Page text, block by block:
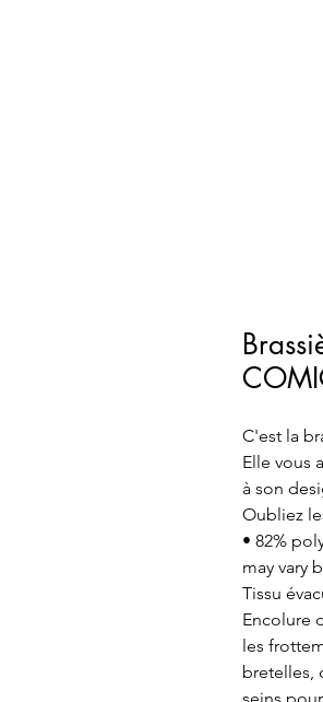
C'est la
Elle vous
à son
Oubliez
• 82%
may vary
Tissu
Encolure
les
bretelles,